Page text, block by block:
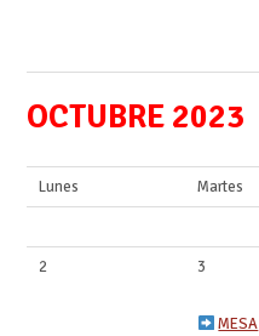
OCTUBRE 2023
Lunes Martes
2 3
MESA